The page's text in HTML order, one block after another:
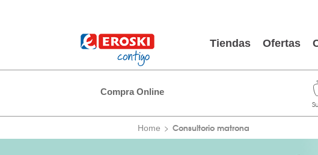
Tiendas Ofertas
Compra Online
Home Consultorio matrona